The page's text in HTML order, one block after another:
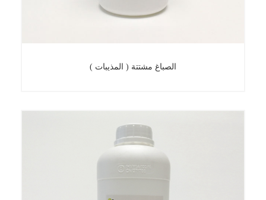
الصباغ مشتتة ( المذيبات )
الصباغ مشتتة ( المذيبات )